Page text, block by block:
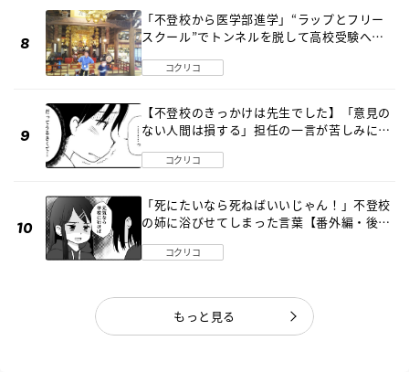
「不登校から医学部進学」“ラップとフリー
スクール”でトンネルを脱して高校受験へ
コクリコ
【不登校のきっかけは先生でした】「意見の
ない人間は損する」担任の一言が苦しみに…
コクリコ
「死にたいなら死ねばいいじゃん！」不登校
の姉に浴びせてしまった言葉【番外編・後
コクリコ
もっと見る